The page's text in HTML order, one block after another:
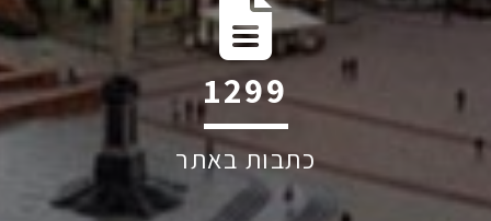
1787
כתבות באתר